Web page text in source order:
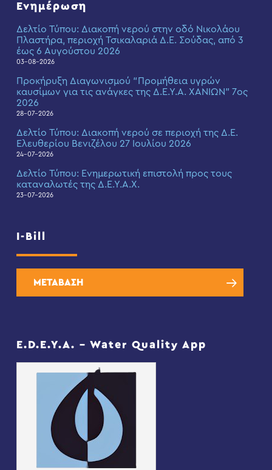
Ενημέρωση
Δελτίο Τύπου: Διακοπή νερού στην οδό Νικολάου
Πλαστήρα, περιοχή Τσικαλαριά Δ.Ε. Σούδας, από 3
έως 6 Αυγούστου 2026
03-08-2026
Προκήρυξη Διαγωνισμού “Προμήθεια υγρών
καυσίμων για τις ανάγκες της Δ.Ε.Υ.Α. ΧΑΝΙΩΝ” 7ος
2026
28-07-2026
Δελτίο Τύπου: Διακοπή νερού σε περιοχή της Δ.Ε.
Ελευθερίου Βενιζέλου 27 Ιουλίου 2026
24-07-2026
Δελτίο Τύπου: Eνημερωτική επιστολή προς τους
καταναλωτές της Δ.Ε.Υ.Α.Χ.
23-07-2026
I-Bill
ΜΕΤΑΒΑΣΗ
E.D.E.Y.A. – Water Quality App